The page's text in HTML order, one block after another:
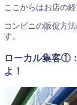
ここからはお店の
コンビニの販促方
す。
ローカル集客①
よ！